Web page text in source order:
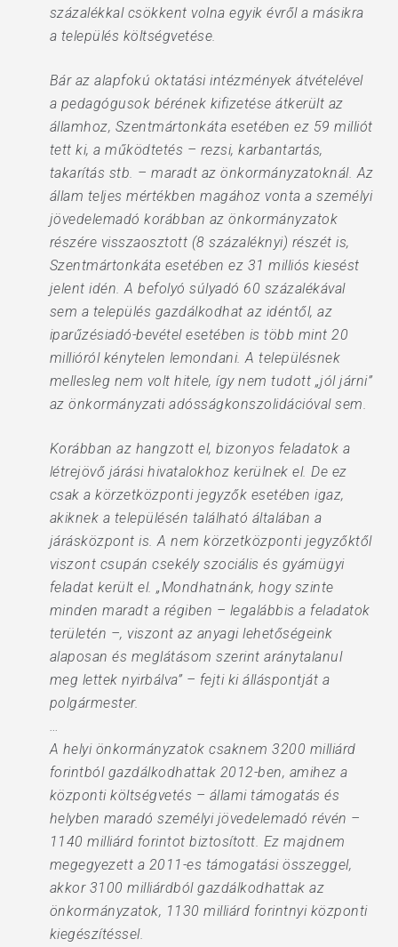
százalékkal csökkent volna egyik évről a másikra
a település költségvetése.
Bár az alapfokú oktatási intézmények átvételével
a pedagógusok bérének kifizetése átkerült az
államhoz, Szentmártonkáta esetében ez 59 milliót
tett ki, a működtetés – rezsi, karbantartás,
takarítás stb. – maradt az önkormányzatoknál. Az
állam teljes mértékben magához vonta a személyi
jövedelemadó korábban az önkormányzatok
részére visszaosztott (8 százaléknyi) részét is,
Szentmártonkáta esetében ez 31 milliós kiesést
jelent idén. A befolyó súlyadó 60 százalékával
sem a település gazdálkodhat az idéntől, az
iparűzésiadó-bevétel esetében is több mint 20
millióról kénytelen lemondani. A településnek
mellesleg nem volt hitele, így nem tudott „jól járni”
az önkormányzati adósságkonszolidációval sem.
Korábban az hangzott el, bizonyos feladatok a
létrejövő járási hivatalokhoz kerülnek el. De ez
csak a körzetközponti jegyzők esetében igaz,
akiknek a településén található általában a
járásközpont is. A nem körzetközponti jegyzőktől
viszont csupán csekély szociális és gyámügyi
feladat került el. „Mondhatnánk, hogy szinte
minden maradt a régiben – legalábbis a feladatok
területén –, viszont az anyagi lehetőségeink
alaposan és meglátásom szerint aránytalanul
meg lettek nyirbálva” – fejti ki álláspontját a
polgármester.
…
A helyi önkormányzatok csaknem 3200 milliárd
forintból gazdálkodhattak 2012-ben, amihez a
központi költségvetés – állami támogatás és
helyben maradó személyi jövedelemadó révén –
1140 milliárd forintot biztosított. Ez majdnem
megegyezett a 2011-es támogatási összeggel,
akkor 3100 milliárdból gazdálkodhattak az
önkormányzatok, 1130 milliárd forintnyi központi
kiegészítéssel.